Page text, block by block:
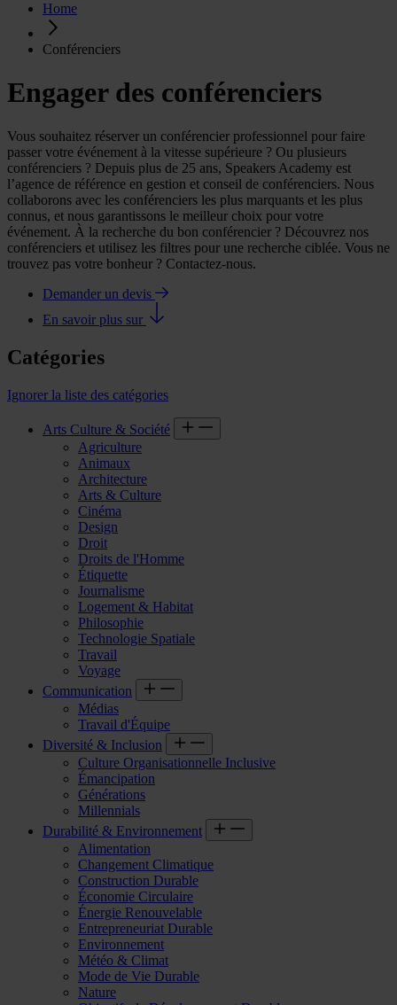
Home
Conférenciers
Engager des conférenciers
Vous souhaitez réserver un conférencier professionnel pour faire
passer votre événement à la vitesse supérieure ? Ou plusieurs
conférenciers ? Depuis plus de 25 ans, Speakers Academy est
l’agence de référence en gestion et conseil de conférenciers. Nous
collaborons avec les conférenciers les plus marquants et les plus
connus, et nous garantissons le meilleur choix pour votre
événement. À la recherche du bon conférencier ? Découvrez nos
conférenciers et utilisez les filtres pour une recherche ciblée. Vous ne
trouvez pas votre bonheur ? Contactez-nous.
Demander un devis
En savoir plus sur
Catégories
Ignorer la liste des catégories
Arts Culture & Société
Agriculture
Animaux
Architecture
Arts & Culture
Cinéma
Design
Droit
Droits de l'Homme
Étiquette
Journalisme
Logement & Habitat
Philosophie
Technologie Spatiale
Travail
Voyage
Communication
Médias
Travail d'Équipe
Diversité & Inclusion
Culture Organisationnelle Inclusive
Émancipation
Générations
Millennials
Durabilité & Environnement
Alimentation
Changement Climatique
Construction Durable
Économie Circulaire
Énergie Renouvelable
Entrepreneuriat Durable
Environnement
Météo & Climat
Mode de Vie Durable
Nature